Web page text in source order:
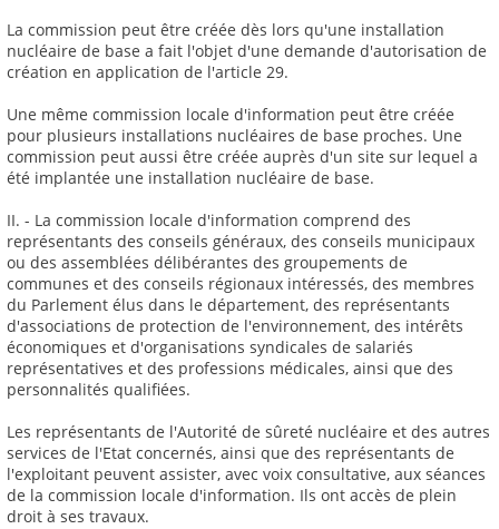
La commission peut être créée dès lors qu'une installation
nucléaire de base a fait l'objet d'une demande d'autorisation de
création en application de l'article 29.
Une même commission locale d'information peut être créée
pour plusieurs installations nucléaires de base proches. Une
commission peut aussi être créée auprès d'un site sur lequel a
été implantée une installation nucléaire de base.
II. - La commission locale d'information comprend des
représentants des conseils généraux, des conseils municipaux
ou des assemblées délibérantes des groupements de
communes et des conseils régionaux intéressés, des membres
du Parlement élus dans le département, des représentants
d'associations de protection de l'environnement, des intérêts
économiques et d'organisations syndicales de salariés
représentatives et des professions médicales, ainsi que des
personnalités qualifiées.
Les représentants de l'Autorité de sûreté nucléaire et des autres
services de l'Etat concernés, ainsi que des représentants de
l'exploitant peuvent assister, avec voix consultative, aux séances
de la commission locale d'information. Ils ont accès de plein
droit à ses travaux.